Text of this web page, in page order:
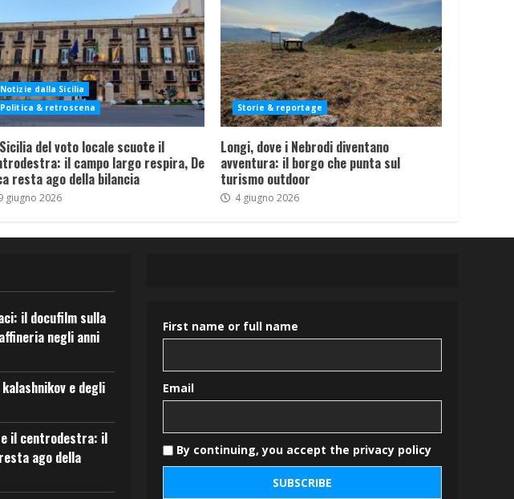
Notizie dalla Sicilia
Politica & retroscena
del voto locale scuote il
il campo largo respira, De
resta ago della bilancia
giugno 2026
Storie & reportage
Longi, dove i Nebrodi diventano
avventura: il borgo che punta sul
turismo outdoor
4 giugno 2026
il docufilm sulla
negli anni
e degli
il centrodestra: il
ago della
First name or full name
Email
By continuing, you accept the privacy policy